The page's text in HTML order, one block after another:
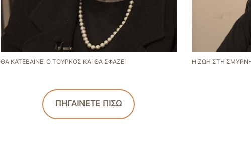
ΘΑ ΚΑΤΕΒΑΊΝΕΙ Ο ΤΟΎΡΚΟΣ ΚΑΙ ΘΑ ΣΦΆΖΕΙ Η ΖΩΉ ΣΤΗ
ΠΗΓΑΙΝΕΤΕ ΠΙΣΩ